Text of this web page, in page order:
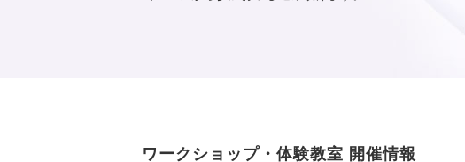
ワークショップ・体験教室 開催情報